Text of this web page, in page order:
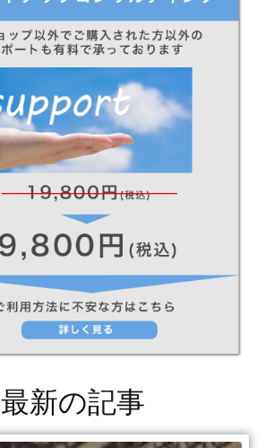
最新の記事